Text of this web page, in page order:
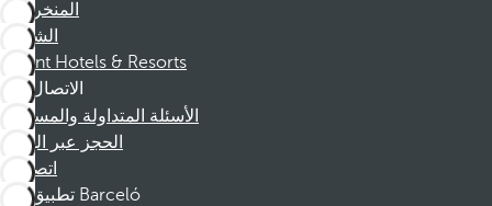
المنخرطين
الشركاء
Dorint Hotels & Resorts
الاتصال
الأسئلة المتداولة والمساعدة
الحجز عبر الهاتف
اتصل بنا
تطبيق Barceló